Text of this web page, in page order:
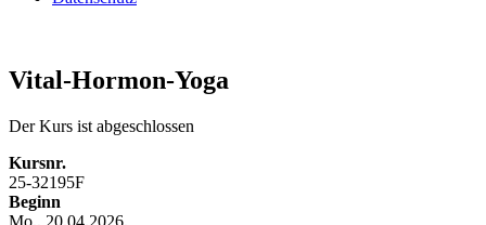
Vital-Hormon-Yoga
Der Kurs ist abgeschlossen
Kursnr.
25-32195F
Beginn
Mo., 20.04.2026,